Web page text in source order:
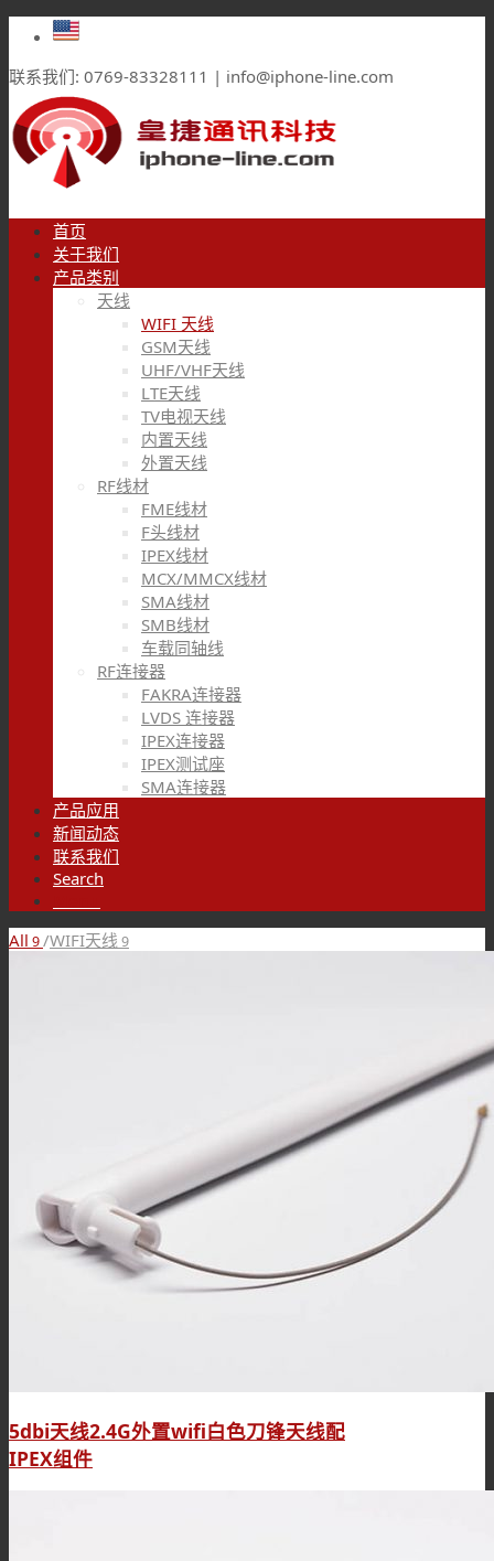
联系我们: 0769-83328111 | info@iphone-line.com
首页
关于我们
产品类别
天线
WIFI 天线
GSM天线
UHF/VHF天线
LTE天线
TV电视天线
内置天线
外置天线
RF线材
FME线材
F头线材
IPEX线材
MCX/MMCX线材
SMA线材
SMB线材
车载同轴线
RF连接器
FAKRA连接器
LVDS 连接器
IPEX连接器
IPEX测试座
SMA连接器
产品应用
新闻动态
联系我们
Search
All 9/WIFI天线 9
5dbi天线2.4G外置wifi白色刀锋天线配
IPEX组件